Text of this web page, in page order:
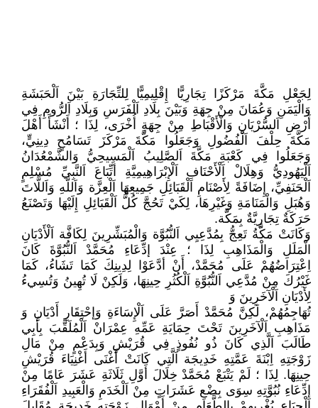
لِجَعْلِ مَكَّةَ مَرْكَزًا تِجَارِيًّا إِقْلِيمِيًّا لِلتِّجَارَةِ بَيْنَ اَلْحَبَشَةِ
وَالْيَمَنِ وَعُمَانَ مِنْ جِهَةِ وَبَيْنَ بِلَادِ اَلْفَرَسِ وَبِلَادِ اَلرُّومِ فِي
أَرْضِ اَلسُّرْيَانِ وَالْأَقْبَاطِ مِنْ جِهَةٍ أُخْرَى، لِذَا ؛ أَنْشَأَ أَهْلَ
مَكَّةَ حِلْفَ اَلْفُضُولِ وَجَعَلُوا مَكَّةَ مَرْكَزَ تَسَامُحٍ دِينِيٍّ،
وَجَعَلُوا فِي كَعْبَةِ مَكَّةَ اَلصَّلِيبُ اَلْمَسِيحِيُّ وَالشَّمْعُدَانُ
اَلْيَهُودِيُّ وَهِلَالْ اَلْأَحْنَافِ اَلْإِبْرَاهِيمِيَّةِ أتِّبَاعَ اَلنَّبِيِّ مُسْلِمٍ
اَلْحَنَفِيِّ، إِضَافَةً لِأَصْنَامِ اَلْقَبَائِلِ جَمِيعِهَا اَلْعِزَّة وَاَللَّهِ وَاَللَّاتَ
وَهُبَلِ وَالْمَنَامَةِ وَغَيْرِهَا، لِكَيْ تَحُجَّ كُلُّ اَلْقَبَائِلِ إِلَيْهَا وَتَصْنَعُ
حَرَكَةٌ تِجَارِيَّةٌ بِمَكَّة.
وَكَانَتْ مَكَّةُ تَعِجُّ بِمُدَّعِيِي اَلنُّبُوَّة وَالْمُبَشِّرِينَ لِكَافَّة اَلْأَدْيَانِ
الْمَلَلِ وَالْمَذَاهِبِ لِذَا ؛ عِنْدَ إدِّعَاءِ مُحَمَّدْ اَلنُّبُوَّةَ كَانَ
اِعْتِرَاضُهُمْ عَلَى مُحَمَّدْ، أَنْ أدَّعَوْا لِدِينِكَ كَمَا تَشَاءُ، كَمَا
غَيْرُكَ مِنْ مُدَّعِي اَلنُّبُوَّةِ اَلْكُثُرِ حِينِهَا، وَلَكِنْ لَا تُهِينُ وَتُسِيءُ
لِأَدْيَانِ اَلْآخَرِينَ وَ
تُهَاجِمُهُمْ، لَكِنَّ مُحَمَّدْ أَصَرَّ عَلَى اَلْإِسَاءَةِ وَإحْتِقَارِ أَدْيَانِ وَ
مَذَاهِبِ اَلْآخَرِينَ تَحْتَ حِمَايَةِ عَمِّهِ عِمْرَانْ اَلْمُلَقَّبَ بِأَبِي
طَالَبَ اَلَّذِي كَانَ ذُو نُفُوذٍ فِي قُرَيْشِ وَبِدَعْمٍ مِنْ مَالِ
زَوْجَتِهِ اِبْنَةَ عَمَّتِهِ خَدِيجَة اَلَّتِي كَانَتْ أَغْنَى أَغْنِيَاءَ قُرَيْشِ
حِينِهَا. لِذَا ؛ لَمْ يَتْبَعْ مُحَمَّدْ خِلَالَ أَوَّلِ ثَلَاثَةِ عَشَرَ عَامًا مِنْ
إدِّعَاءِ نُبُوَّتِهِ سِوَى بِضْعِ عَشَرَاتٍ مِنْ اَلْخَدَمِ وَالْعَبِيدِ اَلْفُقَرَاءِ